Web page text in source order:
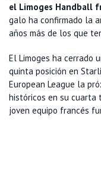
el Limoges Handball
galo ha confirmado la
años más de los que
El Limoges ha cerrado
quinta posición en
European League la
históricos en su cuarta
joven equipo francés